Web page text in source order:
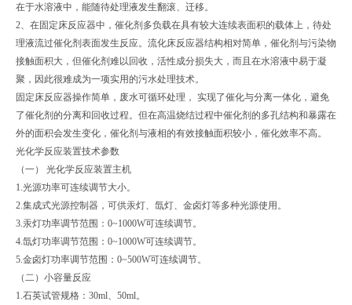
在于水溶液中，能随待处理液发生翻滚、迁移。
2、在固定床反应器中，催化剂多负载在具有较大连续表面积的载体上，待处
理液流过催化剂表面发生反应。流化床反应器结构相对简单，催化剂与污染物
接触面积大，但催化剂难以回收，活性成分损失大，而且在水溶液中易于凝
聚，因此很难成为一项实用的污水处理技术。
固定床反应器操作简单，废水可循环处理， 实现了催化与分离一体化，避免
了催化剂的分离和回收过程。但在高温烧结过程中催化剂的多孔结构和暴露在
外的面积会发生变化，催化剂与液相的有效接触面积较小，催化效率不高。
光化学反应装置技术参数
（一） 光化学反应装置主机
1.光源功率可连续调节大小。
2.集成式光源控制器，可供汞灯、氙灯、金卤灯等多种光源使用。
3.汞灯功率调节范围：0~1000W可连续调节。
4.氙灯功率调节范围：0~1000W可连续调节。
5.金卤灯功率调节范围：0~500W可连续调节。
（二）小容量反应
1.石英试管规格：30ml、50ml。